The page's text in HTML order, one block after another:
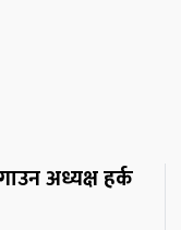
अध्यक्ष हर्क